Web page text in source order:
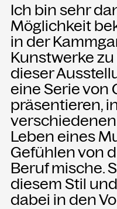
NEWSLETTER
Einmal
über aktuelle
Kammgarn. Jetzt
nichts mehr
ANMELDEN
Ich bin sehr
Möglichkeit
in der
Kunstwerke
dieser
eine Serie von
präsentieren,
Leben eines
Gefühlen von
Beruf mische.
diesem Stil
dabei in den